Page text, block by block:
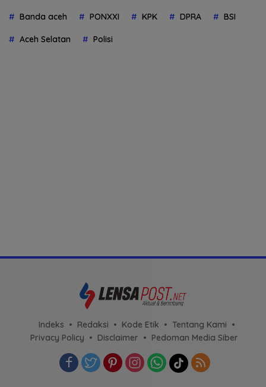
Banda aceh PONXXI KPK DPRA BSI
Aceh Selatan Polisi
Indeks Redaksi Kode Etik
Tentang Kami
Privacy Policy
Disclaimer Pedoman Media Siber